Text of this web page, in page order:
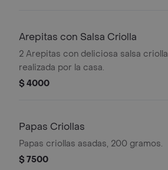
Arepitas con Salsa Criolla
2 Arepitas con deliciosa salsa criolla
realizada por la casa.
$ 4000
Papas Criollas
Papas criollas asadas, 200 gramos.
$ 7500